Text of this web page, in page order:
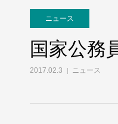
ニュース
国家公務
2017.02.3 ニュース